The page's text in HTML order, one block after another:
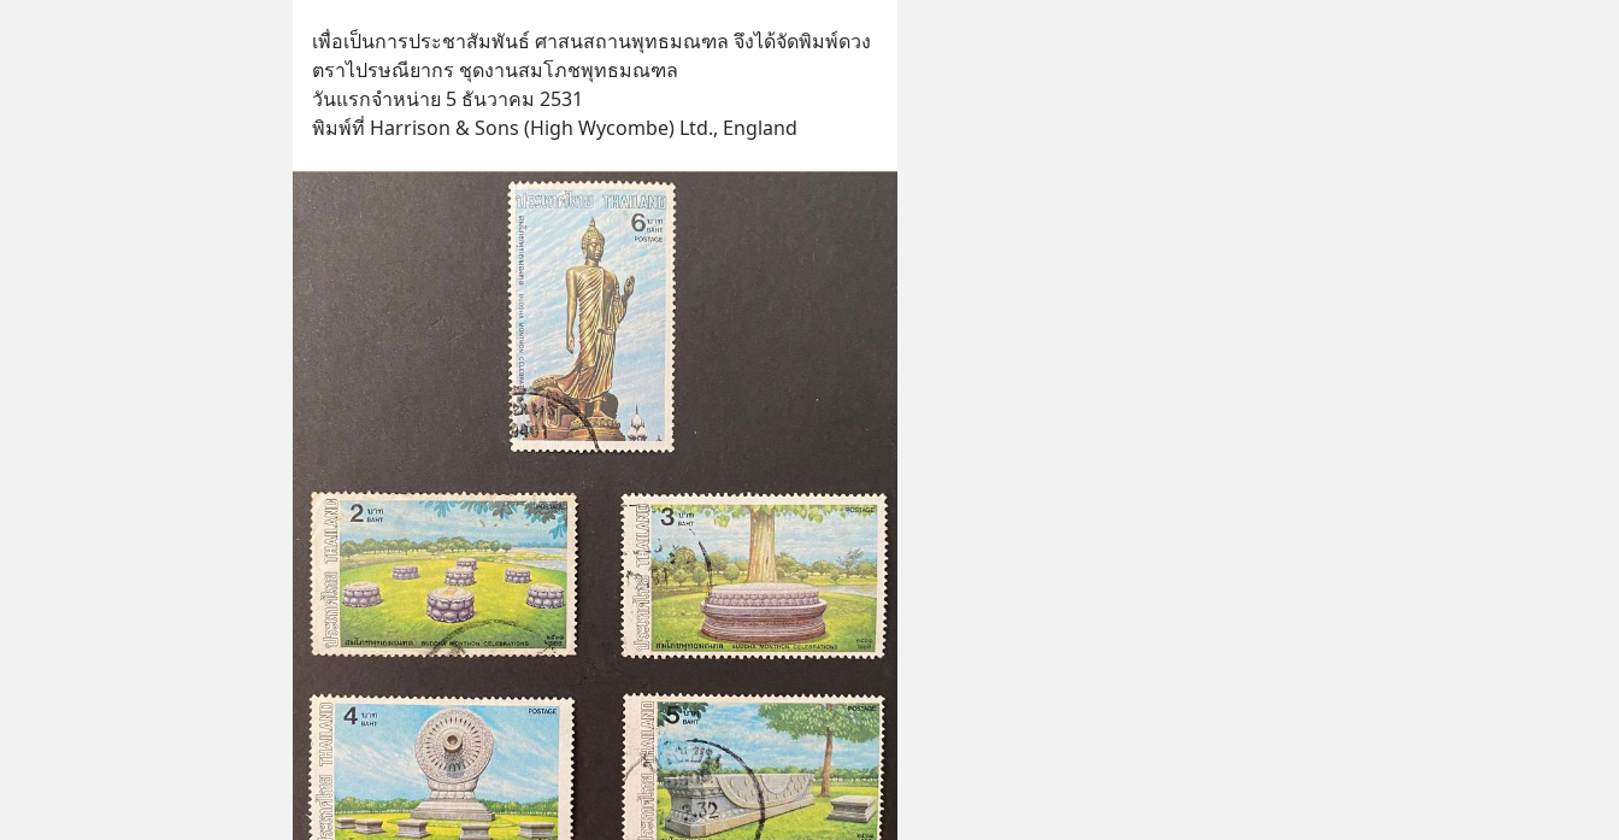
เพื่อเป็นการประชาสัมพันธ์ ศาสนสถานพุทธมณฑล จึงได้จัดพิมพ์ดวง
ตราไปรษณียากร ชุดงานสมโภชพุทธมณฑล
วันแรกจำหน่าย 5 ธันวาคม 2531
พิมพ์ที่ Harrison & Sons (High Wycombe) Ltd., England